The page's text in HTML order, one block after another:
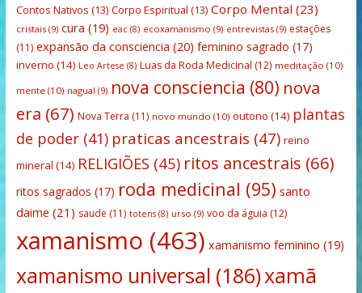
Contos Nativos (13) Corpo Espiritual (13) Corpo Mental (23)
cristais(9) cura (19) eac(8) ecoxamanismo (9) entrevistas(9) estações
(11) expansão da consciencia (20) feminino sagrado (17)
inverno (14) Leo Artese (8) Luas da Roda Medicinal (12) meditação (10)
mente(10) nagual (9) nova consciencia (80) nova
era (67) Nova Terra (11) novo mundo (10) outono (14) plantas
de poder(41) praticas ancestrais (47) reino
mineral (14) RELIGIÕES (45) ritos ancestrais (66)
ritos sagrados (17) roda medicinal (95) santo
daime (21) saude (11) totens(8) urso (9) voo da águia (12)
xamanismo (463) xamanismo feminino (19)
xamanismo universal (186)xamã